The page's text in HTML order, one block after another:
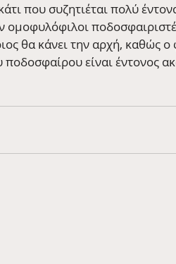
που συζητιέται πολύ
θα κάνει την αρχή, καθώς
είναι έντονος